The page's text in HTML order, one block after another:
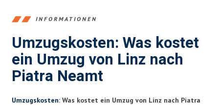
INFORMATIONEN
Umzugskosten: Was kostet
ein Umzug von Linz nach
Piatra Neamt
Umzugskosten: Was kostet ein Umzug von Linz nach Piatra